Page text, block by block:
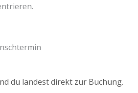
du landest direkt zur Buchung.